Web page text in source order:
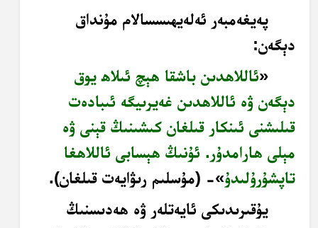
پەيغەمبەر ئەلەيھىسسالام مۇنداق
دېگەن:
«ئاللاھدىن باشقا ھېچ ئىلاھ يوق
دېگەن ۋە ئاللاھدىن غەيرىيگە ئىبادەت
قىلىشنى ئىنكار قىلغان كىشىنىڭ قېنى ۋە
مېلى ھارامدۇر. ئۇنىڭ ھېسابى ئاللاھغا
تاپشۇرۇلىدۇ»- (مۇسلىم رىۋايەت قىلغان).
يۇقىرىدىكى ئايەتلەر ۋە ھەدىسنىڭ